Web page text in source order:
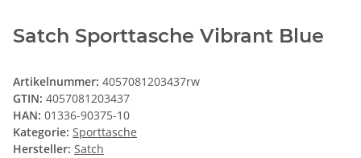
Satch Sporttasche Vibrant Blue
Artikelnummer: 4057081203437rw
GTIN: 4057081203437
HAN: 01336-90375-10
Kategorie: Sporttasche
Hersteller: Satch